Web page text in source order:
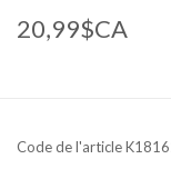
20,99$CA
Code de l'article